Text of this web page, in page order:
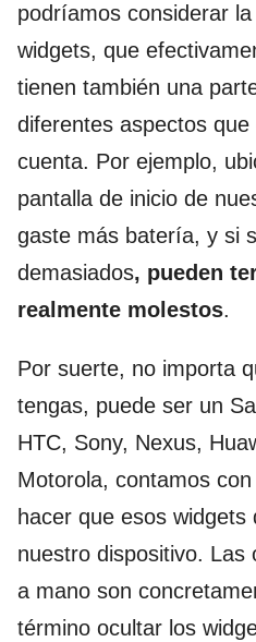
podríamos considerar
widgets, que
tienen también una
diferentes aspectos
cuenta. Por ejemplo,
pantalla de inicio de
gaste más batería, y si
demasiados, pueden
realmente molestos.
Por suerte, no importa
tengas, puede ser un
HTC, Sony, Nexus,
Motorola, contamos
hacer que esos widgets
nuestro dispositivo. Las
a mano son
término ocultar los